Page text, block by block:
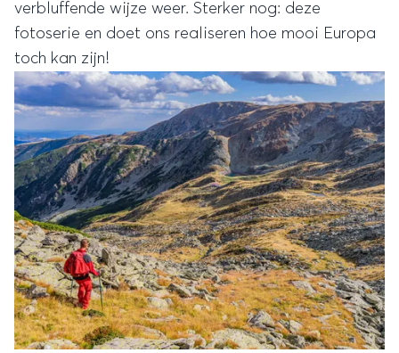
verbluffende wijze weer. Sterker nog: deze
fotoserie en doet ons realiseren hoe mooi Europa
toch kan zijn!